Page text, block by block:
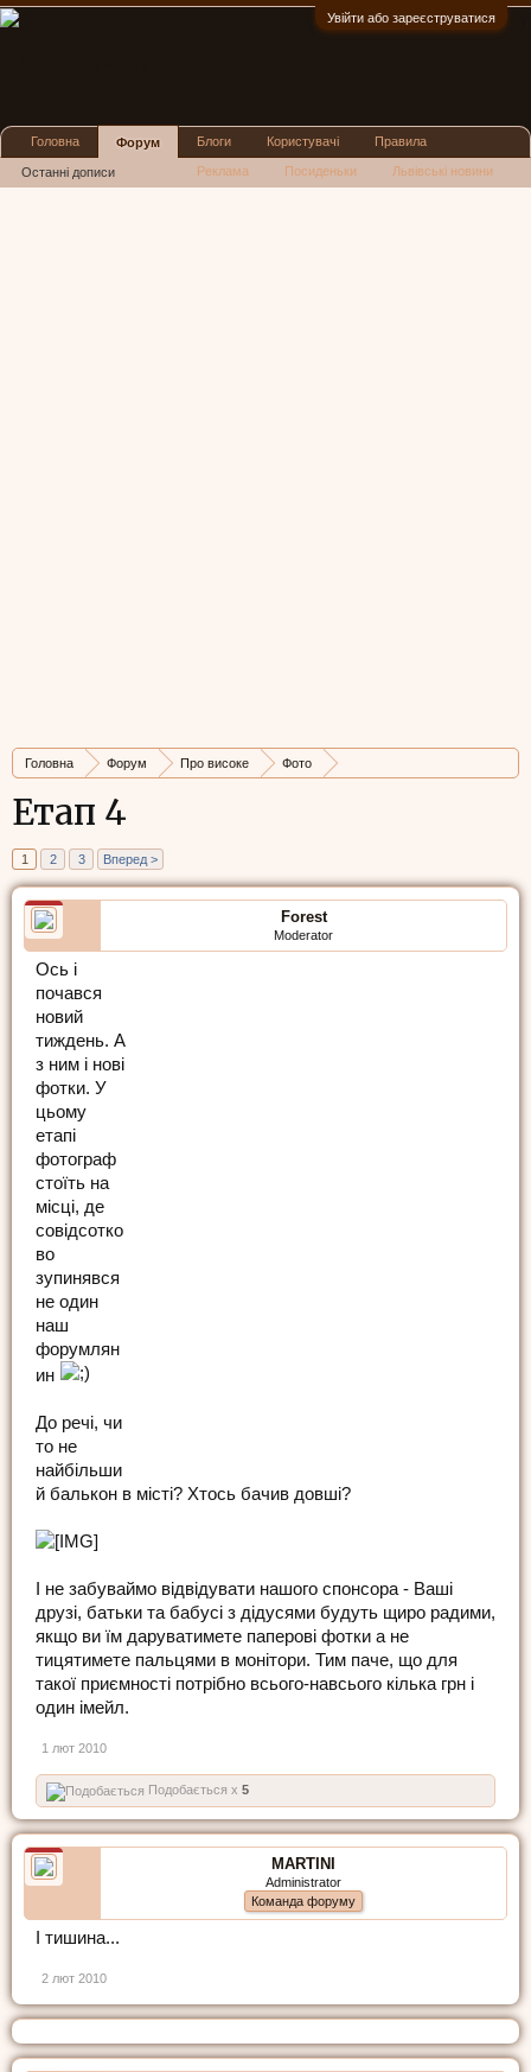
Увійти або зареєструватися
Головна Форум Про високе
Фото
Етап 4
1 2 3 Вперед >
Forest
Moderator
Ось і
почався
новий
тиждень. А
з ним і нові
фотки. У
цьому
етапі
фотограф
стоїть на
місці, де
совідсотко
во
зупинявся
не один
наш
форумлян
ин
До речі, чи
то не
найбільши
й балькон в місті? Хтось бачив довші?
І не забуваймо відвідувати нашого спонсора - Ваші
друзі, батьки та бабусі з дідусями будуть щиро радими,
якщо ви їм даруватимете паперові фотки а не
тицятимете пальцями в монітори. Тим паче, що для
такої приємності потрібно всього-навсього кілька грн і
один імейл.
1 лют 2010
Подобається x 5
MARTINI
Administrator
Команда форуму
І тишина...
2 лют 2010
Головна Форум
Останні дописи
Блоги Користувачі Правила
Реклама Посиденьки Львівські новини